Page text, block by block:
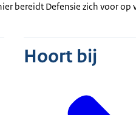
bereidt Defensie zich voor op
Hoort bij